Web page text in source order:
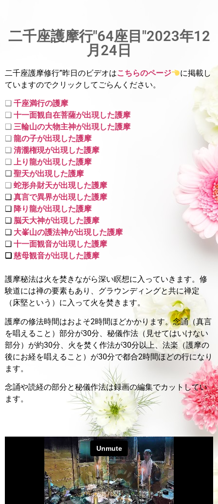
二千座護摩行"64座目"2023年12
月24日
二千座護摩修行”昨日のビデオはこちらのページ
に掲載し
ていま すのでクリックしてごらんください。
❑ 千座満行の護摩
❑ 十一面観自在菩薩が出現した護摩
❑ 三輪山の大物主神が出現した護摩
❑ 龍の子が出現した護摩
❑ 清瀧権現が出現した護摩
❑ 上り龍が出現した護摩
❑ 聖天が出現した護摩
❑ 蛇形弁財天が出現した護摩
❑ 真言で異界が出現した護摩
❑ 降り龍が出現した護摩
❑ 脳天大神が出現した護摩
❑ 大峯山の護法神が出現した護摩
❑ 十一面観音が出現した護摩
❑ 慈母観音が出現した護摩
護摩秘法は火を焚きながら深い瞑想に入っていきます。 修
験道には禅の要素もあり、グラウンディングと共に禅定
（床堅という）に入って火を焚きます。
護摩の修法時間はおよそ2時間ほどかかります。念誦（真言
を唱えること）部分が30分、秘儀作法（見せてはいけない
部分）が約30分、火を焚く作法が30分以上、法楽（護摩の
後にお経を唱えること）が30分で都合2時間ほどの行になり
ます。
念誦や読経の部分と秘儀作法は録画の編集でカットしてい
ます。